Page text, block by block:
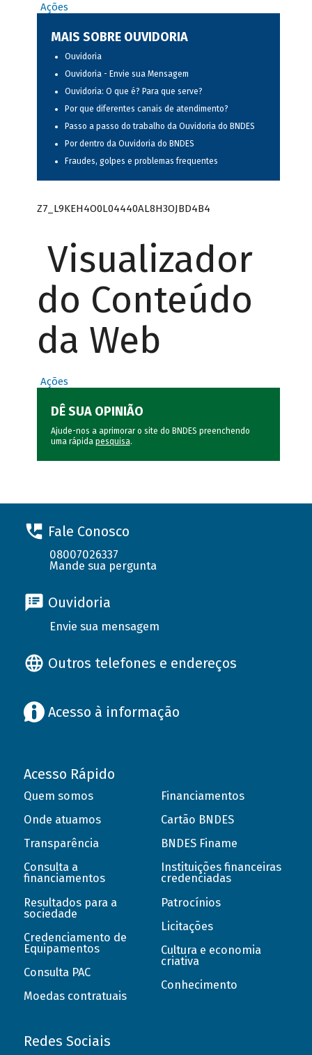
Ações
MAIS SOBRE OUVIDORIA
Ouvidoria
Ouvidoria - Envie sua Mensagem
Ouvidoria: O que é? Para que serve?
Por que diferentes canais de atendimento?
Passo a passo do trabalho da Ouvidoria do BNDES
Por dentro da Ouvidoria do BNDES
Fraudes, golpes e problemas frequentes
Z7_L9KEH4O0L04440AL8H3OJBD4B4
Visualizador
do Conteúdo
da Web
Ações
DÊ SUA OPINIÃO
Ajude-nos a aprimorar o site do BNDES preenchendo
uma rápida pesquisa.
Fale Conosco
08007026337
Mande sua pergunta
Ouvidoria
Envie sua mensagem
Outros telefones e endereços
Acesso à informação
Acesso Rápido
Quem somos
Onde atuamos
Transparência
Consulta a
financiamentos
Resultados para a
sociedade
Credenciamento de
Equipamentos
Consulta PAC
Moedas contratuais
Financiamentos
Cartão BNDES
BNDES Finame
Instituições financeiras
credenciadas
Patrocínios
Licitações
Cultura e economia
criativa
Conhecimento
Redes Sociais